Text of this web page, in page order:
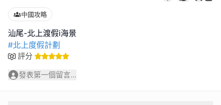
中國攻略
#北上度假計劃
評分
發表第一個留言...